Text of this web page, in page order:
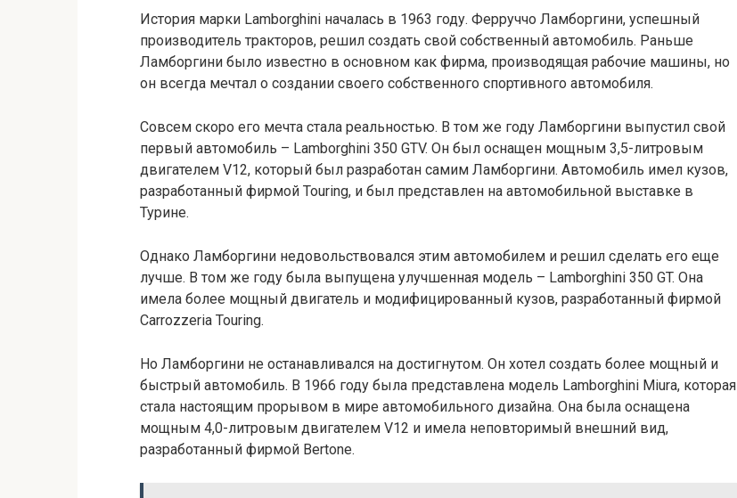
История марки Lamborghini началась в 1963 году. Ферруччо Ламборгини, успешный
производитель тракторов, решил создать свой собственный автомобиль. Раньше
Ламборгини было известно в основном как фирма, производящая рабочие машины, но
он всегда мечтал о создании своего собственного спортивного автомобиля.
Совсем скоро его мечта стала реальностью. В том же году Ламборгини выпустил свой
первый автомобиль – Lamborghini 350 GTV. Он был оснащен мощным 3,5-литровым
двигателем V12, который был разработан самим Ламборгини. Автомобиль имел кузов,
разработанный фирмой Touring, и был представлен на автомобильной выставке в
Турине.
Однако Ламборгини недовольствовался этим автомобилем и решил сделать его еще
лучше. В том же году была выпущена улучшенная модель – Lamborghini 350 GT. Она
имела более мощный двигатель и модифицированный кузов, разработанный фирмой
Carrozzeria Touring.
Но Ламборгини не останавливался на достигнутом. Он хотел создать более мощный и
быстрый автомобиль. В 1966 году была представлена модель Lamborghini Miura, которая
стала настоящим прорывом в мире автомобильного дизайна. Она была оснащена
мощным 4,0-литровым двигателем V12 и имела неповторимый внешний вид,
разработанный фирмой Bertone.